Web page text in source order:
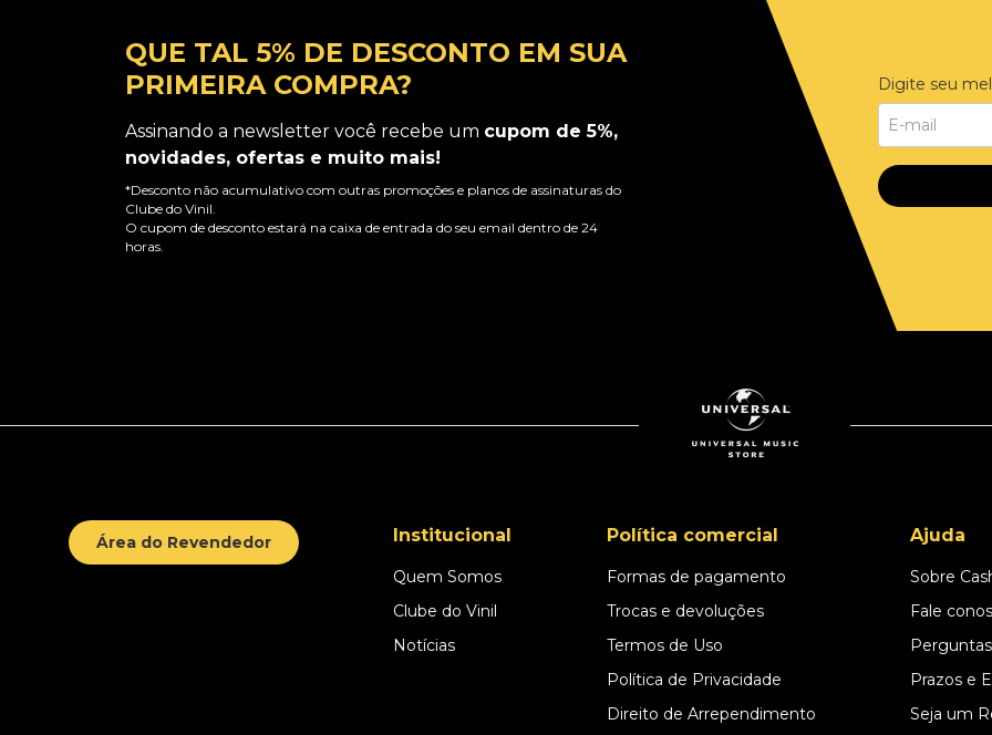
QUE TAL 5% DE DESCONTO EM SUA
PRIMEIRA COMPRA?
Assinando a newsletter você recebe um cupom de 5%,
novidades, ofertas e muito mais!
*Desconto não acumulativo com outras promoções e planos de assinaturas do
Clube do Vinil.
O cupom de desconto estará na caixa de entrada do seu email dentro de 24
horas.
Digite seu
Área do Revendedor Institucional
Quem Somos
Clube do Vinil
Notícias
Política comercial
Formas de pagamento
Trocas e devoluções
Termos de Uso
Política de Privacidade
Direito de Arrependimento
Ajuda
Sobre
Fale
Prazos e
Seja um